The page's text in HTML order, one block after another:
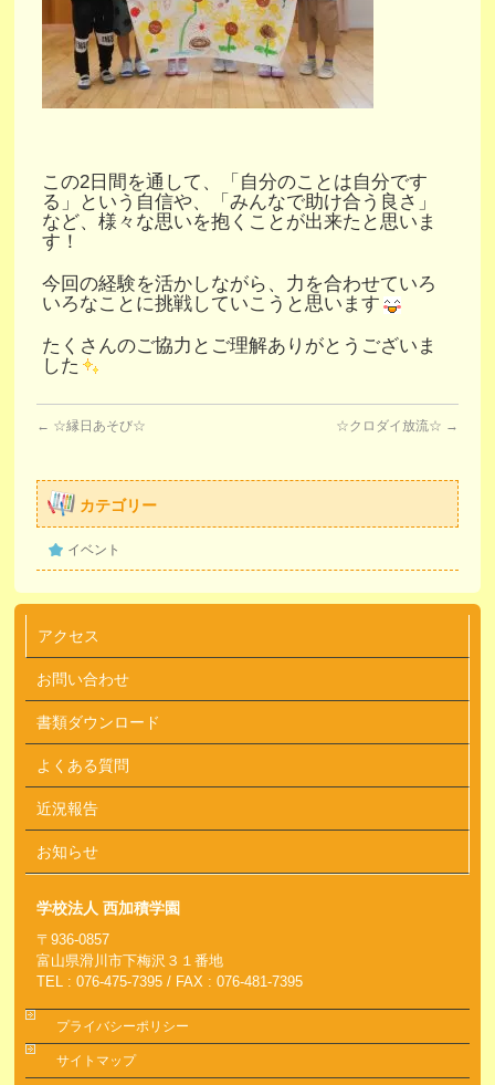
この2日間を通して、「自分のことは自分です
る」という自信や、「みんなで助け合う良さ」
など、様々な思いを抱くことが出来たと思いま
す！
今回の経験を活かしながら、力を合わせていろ
いろなことに挑戦していこうと思います
たくさんのご協力とご理解ありがとうございま
した
← ☆縁日あそび☆ ☆クロダイ放流☆ →
カテゴリー
イベント
アクセス
お問い合わせ
書類ダウンロード
よくある質問
近況報告
お知らせ
学校法人 西加積学園
〒936-0857
富山県滑川市下梅沢３１番地
TEL : 076-475-7395 / FAX : 076-481-7395
プライバシーポリシー
サイトマップ